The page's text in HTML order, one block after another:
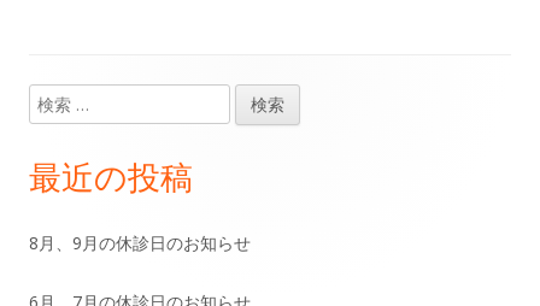
ゲ
シ
ョ
メ
イ
検
索:
最近の投稿
8月、9月の休診日のお知らせ